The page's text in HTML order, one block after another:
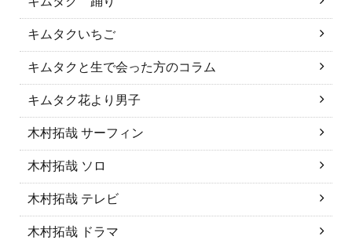
キムタクいちご
キムタクと生で会った方のコラム
キムタク花より男子
木村拓哉 サーフィン
木村拓哉 ソロ
木村拓哉 テレビ
木村拓哉 ドラマ